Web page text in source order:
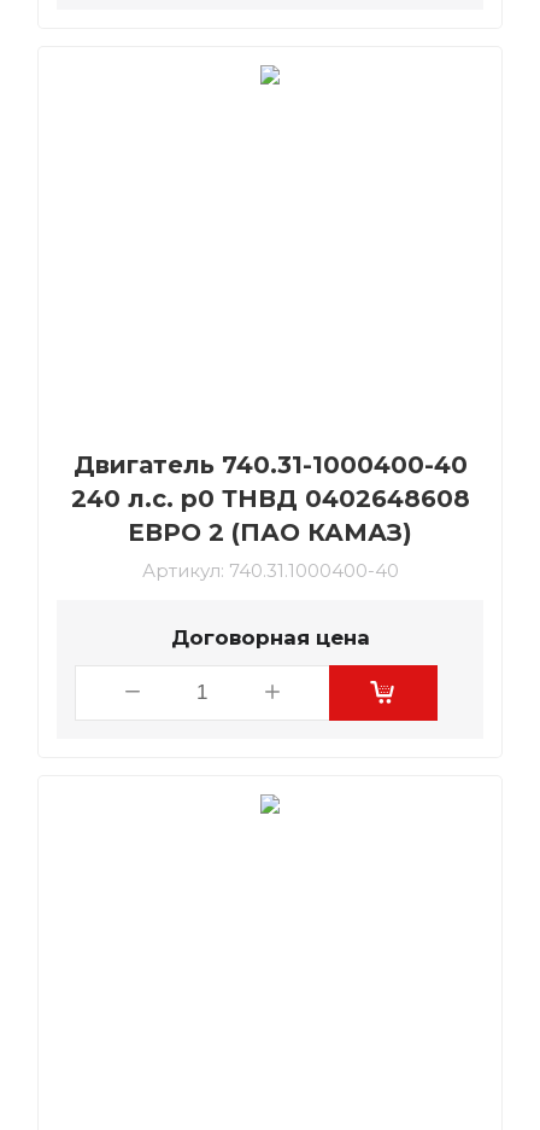
Двигатель 740.31-1000400-40
240 л.с. р0 ТНВД 0402648608
ЕВРО 2 (ПАО КАМАЗ)
Артикул: 740.31.1000400-40
Договорная цена